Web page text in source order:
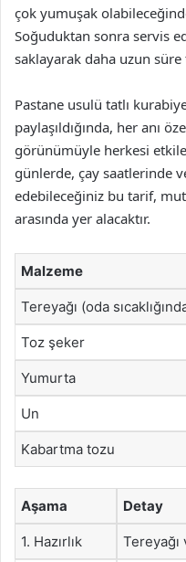
çok yumuşak
Soğuduktan sonra servis
saklayarak daha uzun süre
Pastane usulü tatlı
paylaşıldığında, her anı
görünümüyle herkesi
günlerde, çay saatlerinde
edebileceğiniz bu tarif,
arasında yer alacaktır.
Malzeme
Tereyağı (oda
Toz şeker
Yumurta
Un
Kabartma tozu
Aşama Detay
1. Hazırlık Tereyağı